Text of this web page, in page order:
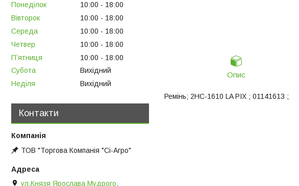
Опис
Ремінь; 2НС-1610 LA PIX ; 01141613 ;
Понеділок 10:00
18:00
Вівторок
10:00
18:00
Середа
10:00
18:00
Четвер
10:00
18:00
Пʼятниця
10:00
18:00
Субота
Вихідний
Неділя
Вихідний
Контакти
ТОВ "Торгова Компанія "Сі-Агро"
ул.Князя Ярослава Мудрого,